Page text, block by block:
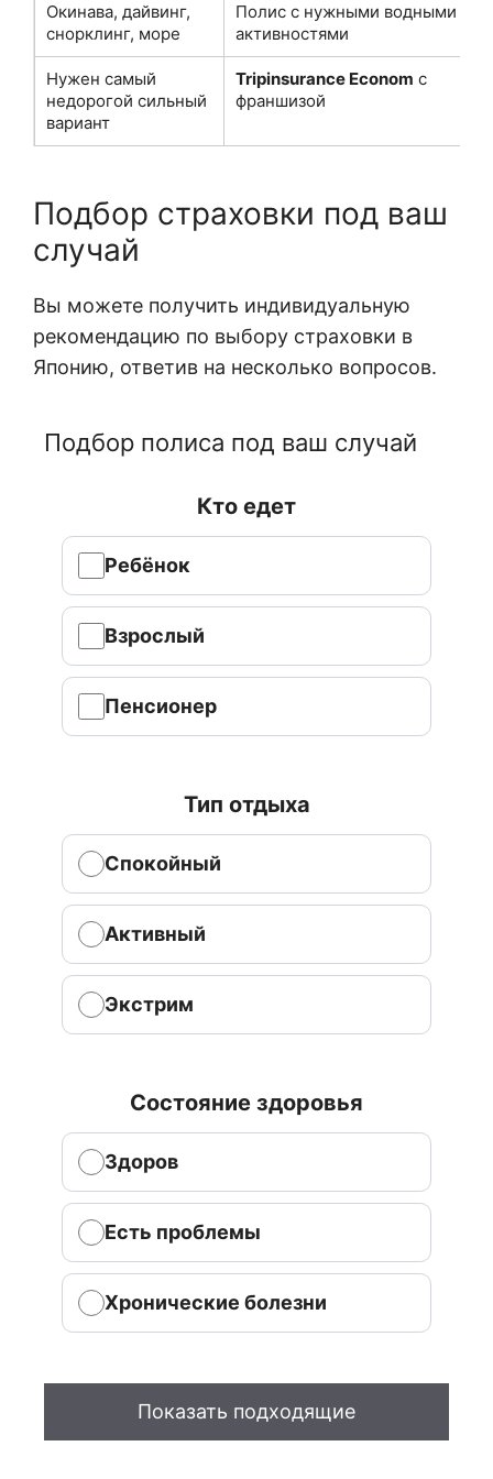
Окинава, дайвинг,
снорклинг, море
Полис с нужными водными
активностями
Нужен самый
недорогой сильный
вариант
Tripinsurance Econom с
франшизой
Подбор страховки под ваш
случай
Вы можете получить индивидуальную
рекомендацию по выбору страховки в
Японию, ответив на несколько вопросов.
Подбор полиса под ваш случай
Кто едет
Ребёнок
Взрослый
Пенсионер
Тип отдыха
Спокойный
Активный
Экстрим
Состояние здоровья
Здоров
Есть проблемы
Хронические болезни
Показать подходящие